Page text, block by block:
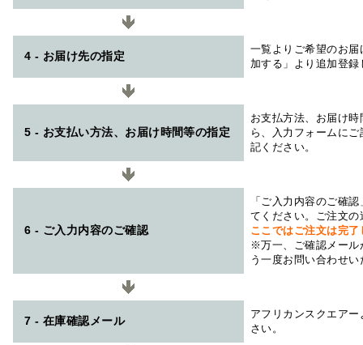
4 - お届け先の指定
一覧よりご希望のお
加する」より追加登
5 - お支払い方法、お届け時間等の指定
お支払方法、お届け
ら、入力フォームに
記ください。
6 - ご入力内容のご確認
「ご入力内容のご確
てください。ご注文
ここではご注文は完
※万一、ご確認メール
う一度お問い合わせ
7 - 在庫確認メール
アフリカンスクエアー
さい。